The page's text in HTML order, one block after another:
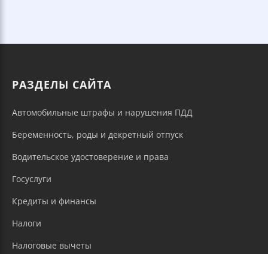
РАЗДЕЛЫ САЙТА
Автомобильные штрафы и нарушения ПДД
Беременность, роды и декретный отпуск
Водительское удостоверение и права
Госуслуги
Кредиты и финансы
Налоги
Налоговые вычеты